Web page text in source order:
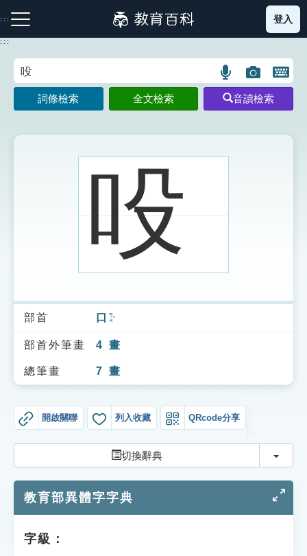
到
主
:::
注音索引圖示 筆畫索引圖示 部首索引表圖示
索引選單
知識索引
單字索引
貓頭鷹博士
登入
:::
語
言
搜
示
圖
片
搜
開
鍵
圖
詞條檢索 全文檢索 音讀檢索
吺
部首 口 ㄎㄡˇ
部首外筆畫 4 畫
總筆畫 7 畫
開啟關聯 列入收藏 QRcode分享
切換辭典 切換
教育部異體字字典
字級：